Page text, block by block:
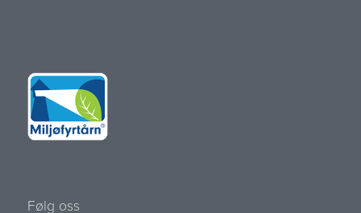
Følg oss